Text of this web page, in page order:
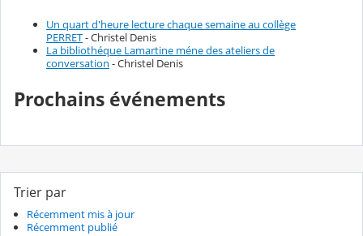
Un quart d'heure lecture chaque semaine au collège
PERRET- Christel Denis
La bibliothéque Lamartine méne des ateliers de
conversation - Christel Denis
Prochains événements
Trier par
Récemment mis à jour
Récemment publié